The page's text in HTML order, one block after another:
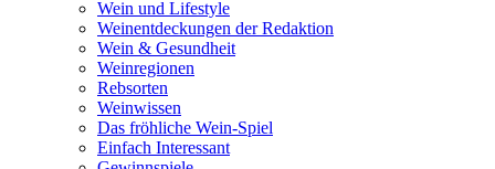
Wein und Lifestyle
Weinentdeckungen der Redaktion
Wein & Gesundheit
Weinregionen
Rebsorten
Weinwissen
Das fröhliche Wein-Spiel
Einfach Interessant